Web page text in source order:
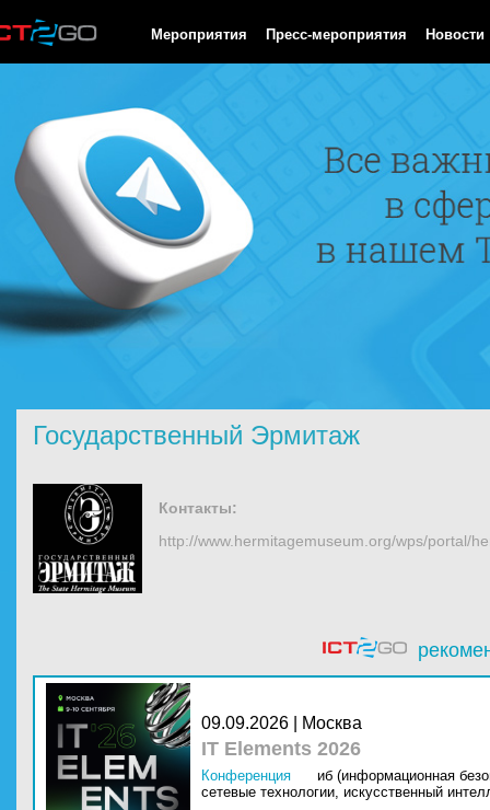
Мероприятия Пресс-мероприятия Новости
Государственный Эрмитаж
Контакты:
http://www.hermitagemuseum.org/wps/portal/
09.09.2026 | Москва
IT Elements 2026
Конференция
иб (информационная
сетевые технологии, искусственный